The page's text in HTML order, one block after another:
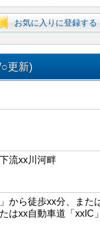
お気に入りに登録する
更新)
流xx川河畔
から徒歩xx分、また
はxx自動車道「xxIC